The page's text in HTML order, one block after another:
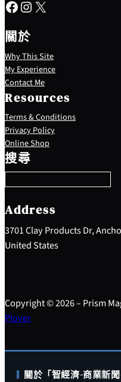
Facebook Instagram X
關於
Why This Site
My Experience
Contact Me
Resources
Terms & Conditions
Privacy Policy
Online Shop
搜尋
S
e
a
c
h
Address
3701 Clay Products Dr,
United States
Copyright © 2026 – Prism
Plover
關於「智經濟-商業新聞